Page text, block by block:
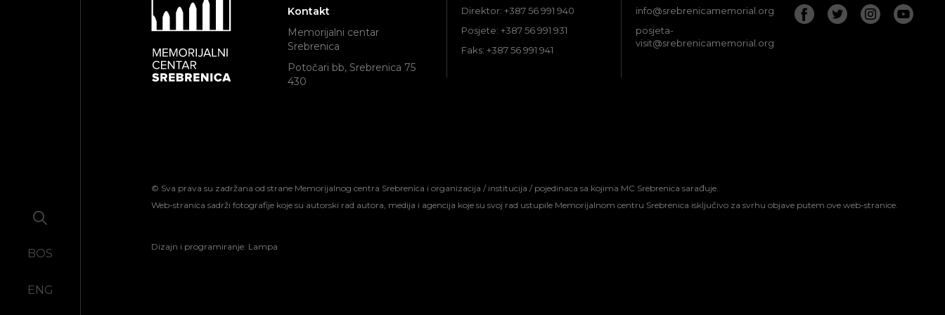
BOS
ENG
Kontakt
Memorijalni centar
Srebrenica
Potočari bb, Srebrenica 75
430
Direktor: +387 56 991 940
Posjete: +387 56 991 931
Faks: +387 56 991 941
info@srebrenicamemorial.org
posjeta-
visit@srebrenicamemorial.org
© Sva prava su zadržana od strane Memorijalnog centra Srebrenica i organizacija / institucija / pojedinaca sa kojima MC Srebrenica sarađuje.
Web-stranica sadrži fotografije koje su autorski rad autora, medija i agencija koje su svoj rad ustupile Memorijalnom centru Srebrenica isključivo za svrhu objave putem ove web-stranice.
Dizajn i programiranje: Lampa